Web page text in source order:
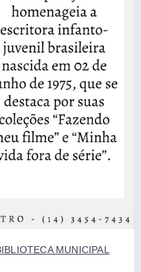
MUNICIPAL